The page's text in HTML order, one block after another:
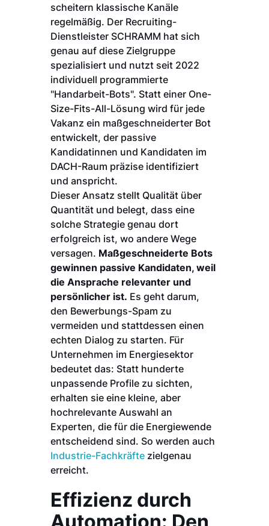
scheitern klassische Kanäle
regelmäßig. Der Recruiting-
Dienstleister SCHRAMM hat sich
genau auf diese Zielgruppe
spezialisiert und nutzt seit 2022
individuell programmierte
"Handarbeit-Bots". Statt einer One-
Size-Fits-All-Lösung wird für jede
Vakanz ein maßgeschneiderter Bot
entwickelt, der passive
Kandidatinnen und Kandidaten im
DACH-Raum präzise identifiziert
und anspricht.
Dieser Ansatz stellt Qualität über
Quantität und belegt, dass eine
solche Strategie genau dort
erfolgreich ist, wo andere Wege
versagen. Maßgeschneiderte Bots
gewinnen passive Kandidaten, weil
die Ansprache relevanter und
persönlicher ist. Es geht darum,
den Bewerbungs-Spam zu
vermeiden und stattdessen einen
echten Dialog zu starten. Für
Unternehmen im Energiesektor
bedeutet das: Statt hunderte
unpassende Profile zu sichten,
erhalten sie eine kleine, aber
hochrelevante Auswahl an
Experten, die für die Energiewende
entscheidend sind. So werden auch
Industrie-Fachkräfte zielgenau
erreicht.
Effizienz durch
Automation: Den